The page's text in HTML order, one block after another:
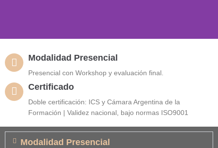
Prótesis Fija, Sobre
dientes e implantes
Lograrás realizar rehabilitaciones protéticas, unitarias, tramos y
de arco completo sobre dientes e Implantes; teniendo
conocimientos sobre manejo de tejidos blandos y oclusión.
Modalidad Presencial
Presencial con Workshop y evaluación final.
Certificado
Doble certificación: ICS y Cámara Argentina de la
Formación | Validez nacional, bajo normas ISO9001
Modalidad Presencial